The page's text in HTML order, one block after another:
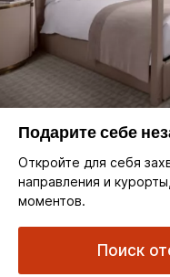
Подарите себе
Откройте для себя
направления и
моментов.
Поиск